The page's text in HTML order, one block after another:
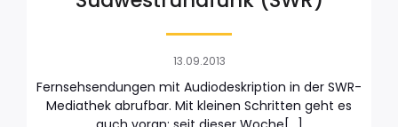
13.09.2013
Fernsehsendungen mit Audiodeskription in der SWR-
Mediathek abrufbar. Mit kleinen Schritten geht es